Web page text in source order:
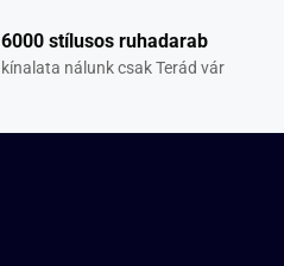
6000 stílusos ruhadarab
kínalata nálunk csak Terád vár